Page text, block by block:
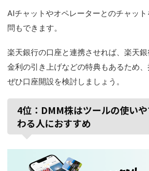
AIチャットやオペレーターとのチャッ
問もできます。
楽天銀行の口座と連携させれば、楽天
金利の引き上げなどの特典もあるため
ぜひ口座開設を検討しましょう。
4位：DMM株はツールの使い
わる人におすすめ